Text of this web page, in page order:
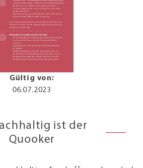
Gültig von:
06.07.2023
ist der
Quooker